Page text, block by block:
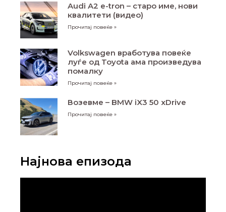
Audi A2 e-tron – старо име, нови
квалитети (видео)
Прочитај повеќе »
Volkswagen вработува повеќе
луѓе од Toyota ама произведува
помалку
Прочитај повеќе »
Возевме – BMW iX3 50 xDrive
Прочитај повеќе »
Најнова епизода